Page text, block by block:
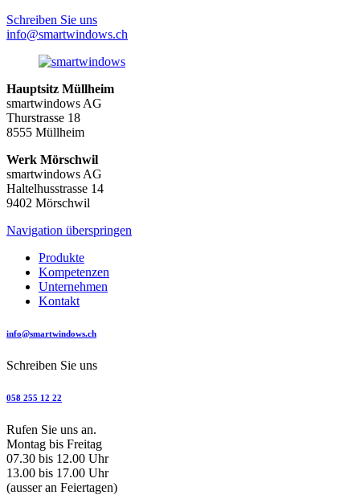
Schreiben Sie uns
info@smartwindows.ch
Hauptsitz Müllheim
smartwindows AG
Thurstrasse 18
8555 Müllheim
Werk Mörschwil
smartwindows AG
Haltelhusstrasse 14
9402 Mörschwil
Navigation überspringen
Produkte
Kompetenzen
Unternehmen
Kontakt
info@smartwindows.ch
Schreiben Sie uns
058 255 12 22
Rufen Sie uns an.
Montag bis Freitag
07.30 bis 12.00 Uhr
13.00 bis 17.00 Uhr
(ausser an Feiertagen)